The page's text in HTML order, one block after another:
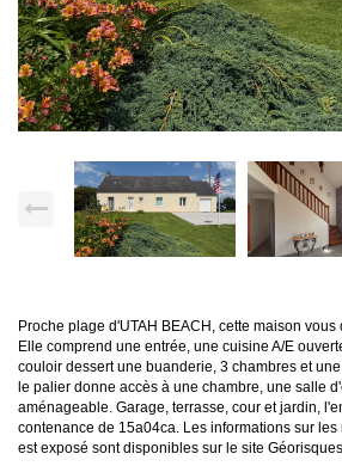
Proche plage d'UTAH BEACH, cette maison
Elle comprend une entrée, une cuisine A/E
couloir dessert une buanderie, 3 chambres et
le palier donne accès à une chambre, une salle
aménageable. Garage, terrasse, cour et jardin,
contenance de 15a04ca. Les informations sur
est exposé sont disponibles sur le site